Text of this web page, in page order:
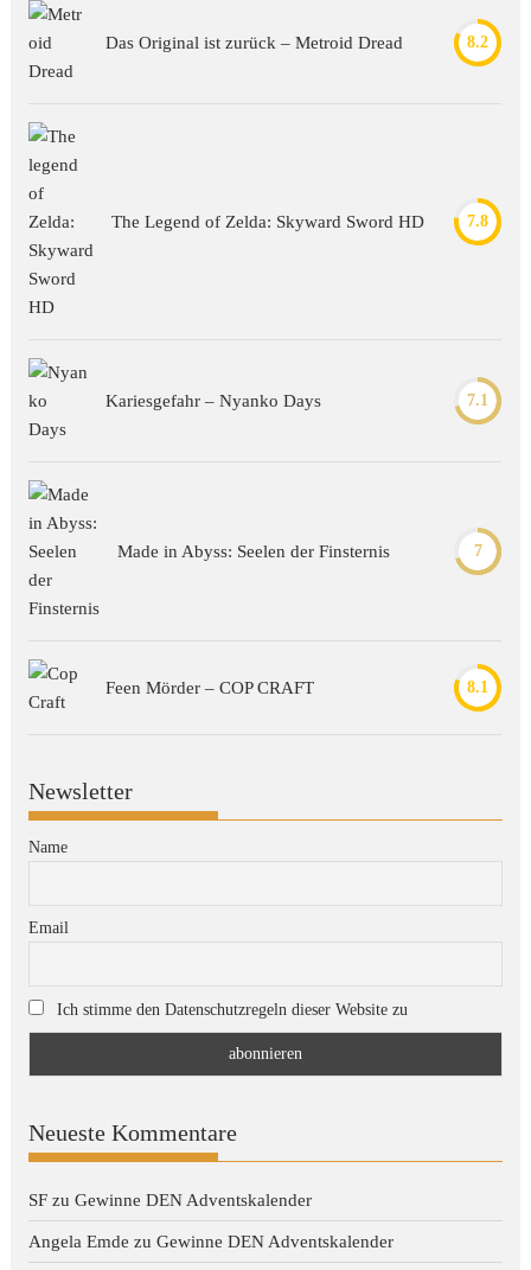
Das Original ist zurück – Metroid Dread 8.2
The Legend of Zelda: Skyward Sword HD 7.8
Kariesgefahr – Nyanko Days 7.1
Made in Abyss: Seelen der Finsternis 7
Feen Mörder – COP CRAFT 8.1
Newsletter
Name
Email
Ich stimme den Datenschutzregeln dieser Website zu
Neueste Kommentare
SF zuGewinne DEN Adventskalender
Angela Emde zuGewinne DEN Adventskalender